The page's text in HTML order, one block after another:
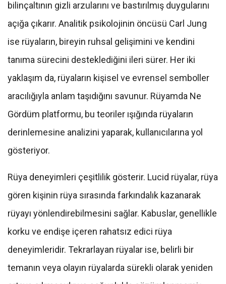
bilinçaltının gizli arzularını ve bastırılmış duygularını
açığa çıkarır. Analitik psikolojinin öncüsü Carl Jung
ise rüyaların, bireyin ruhsal gelişimini ve kendini
tanıma sürecini desteklediğini ileri sürer. Her iki
yaklaşım da, rüyaların kişisel ve evrensel semboller
aracılığıyla anlam taşıdığını savunur. Rüyamda Ne
Gördüm platformu, bu teoriler ışığında rüyaların
derinlemesine analizini yaparak, kullanıcılarına yol
gösteriyor.
Rüya deneyimleri çeşitlilik gösterir. Lucid rüyalar, rüya
gören kişinin rüya sırasında farkındalık kazanarak
rüyayı yönlendirebilmesini sağlar. Kabuslar, genellikle
korku ve endişe içeren rahatsız edici rüya
deneyimleridir. Tekrarlayan rüyalar ise, belirli bir
temanın veya olayın rüyalarda sürekli olarak yeniden